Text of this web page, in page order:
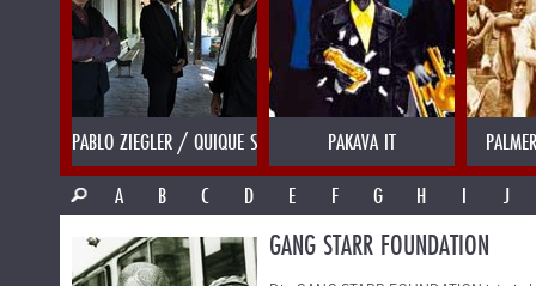
PABLO ZIEGLER / QUIQUE SINESI PAKAVA IT
A
B C D E F G H I J
GANG STARR FOUNDATION